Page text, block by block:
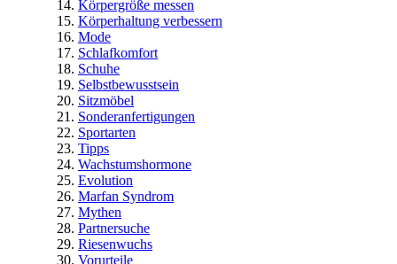
Körpergröße messen
Körperhaltung verbessern
Mode
Schlafkomfort
Schuhe
Selbstbewusstsein
Sitzmöbel
Sonderanfertigungen
Sportarten
Tipps
Wachstumshormone
Evolution
Marfan Syndrom
Mythen
Partnersuche
Riesenwuchs
Vorurteile